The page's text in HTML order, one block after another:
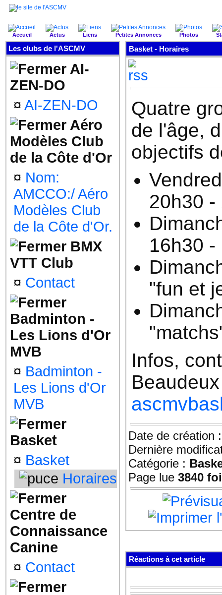
Accueil Actus Liens Petites Annonces Photos
Les clubs de l'ASCMV
AI-
ZEN-DO
¤ AI-ZEN-DO
Aéro
Modèles Club
de la Côte d'Or
¤ Nom:
AMCCO:/ Aéro
Modèles Club
de la Côte d'Or.
BMX
VTT Club
¤ Contact
Badminton -
Les Lions d'Or
MVB
¤ Badminton -
Les Lions d'Or
MVB
Basket
¤ Basket
Horaires
Centre de
Connaissance
Canine
¤ Contact
Basket - Horaires
Quatre
de l'âge,
objectifs
20h30 -
16h30 -
"fun et
Infos,
Date de création
Dernière
Catégorie :
Page lue 3840
Réactions à cet article